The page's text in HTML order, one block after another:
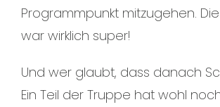
Programmpunkt mitzugehen.
war wirklich super!
Und wer glaubt, dass danach
Ein Teil der Truppe hat wohl